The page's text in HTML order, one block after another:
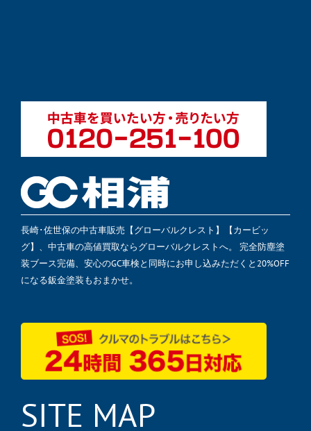
長崎･佐世保の中古車販売【グローバルクレスト】【カービッ
グ】、中古車の高値買取ならグローバルクレストへ。 完全防塵塗
装ブース完備、安心のGC車検と同時にお申し込みただくと20%OFF
になる鈑金塗装もおまかせ。
SITE MAP